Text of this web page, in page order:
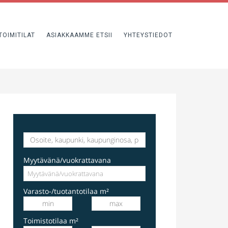
ASIAKKAAMME ETSII YHTEYSTIEDOT
Myytävänä/vuokrattavana
Varasto-/tuotantotilaa m²
Toimistotilaa m²
Hakkilankaari 1, Vantaa, Suomi, Hakkila